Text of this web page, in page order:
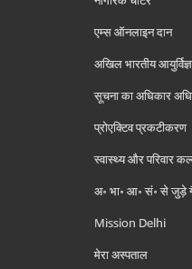
एम्स ऑनलाइन दान
अखिल भारतीय
सूचना का अधिकार
प्रोएक्टिव प्रकटीकरण
स्वास्थ्य और परिवार
अ॰ भा॰ आ॰ सं॰ से जुड़े
Mission Delhi
मेरा अस्पताल